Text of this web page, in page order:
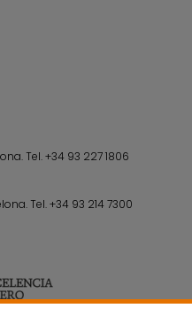
Tel.+34 93 227 1806
Tel.+34 93 214 7300